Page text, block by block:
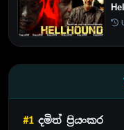
#1 දමිත් ප්‍රියංකර